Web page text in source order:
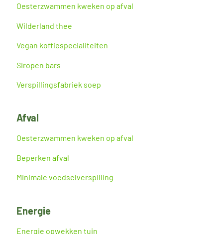
Oesterzwammen kweken op afval
Wilderland thee
Vegan koffiespecialiteiten
Siropen bars
Verspillingsfabriek soep
Afval
Oesterzwammen kweken op afval
Beperken afval
Minimale voedselverspilling
Energie
Energie opwekken tuin